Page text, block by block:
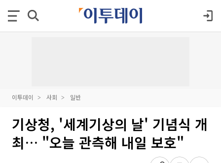
이투데이 사회 일반
기상청, '세계기상의 날' 기념식 개
최… "오늘 관측해 내일 보호"